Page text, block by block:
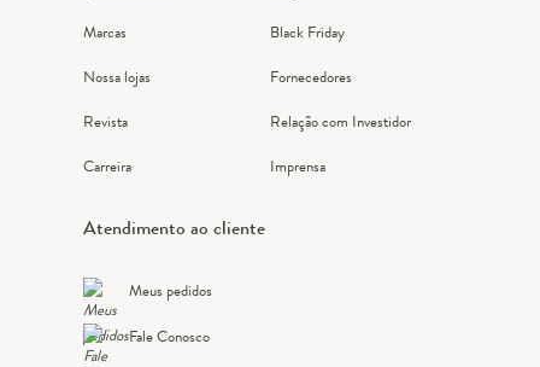
Marcas
Nossa lojas
Revista
Carreira
Black Friday
Fornecedores
Relação com Investidor
Imprensa
Atendimento ao cliente
Meus pedidos
Fale Conosco